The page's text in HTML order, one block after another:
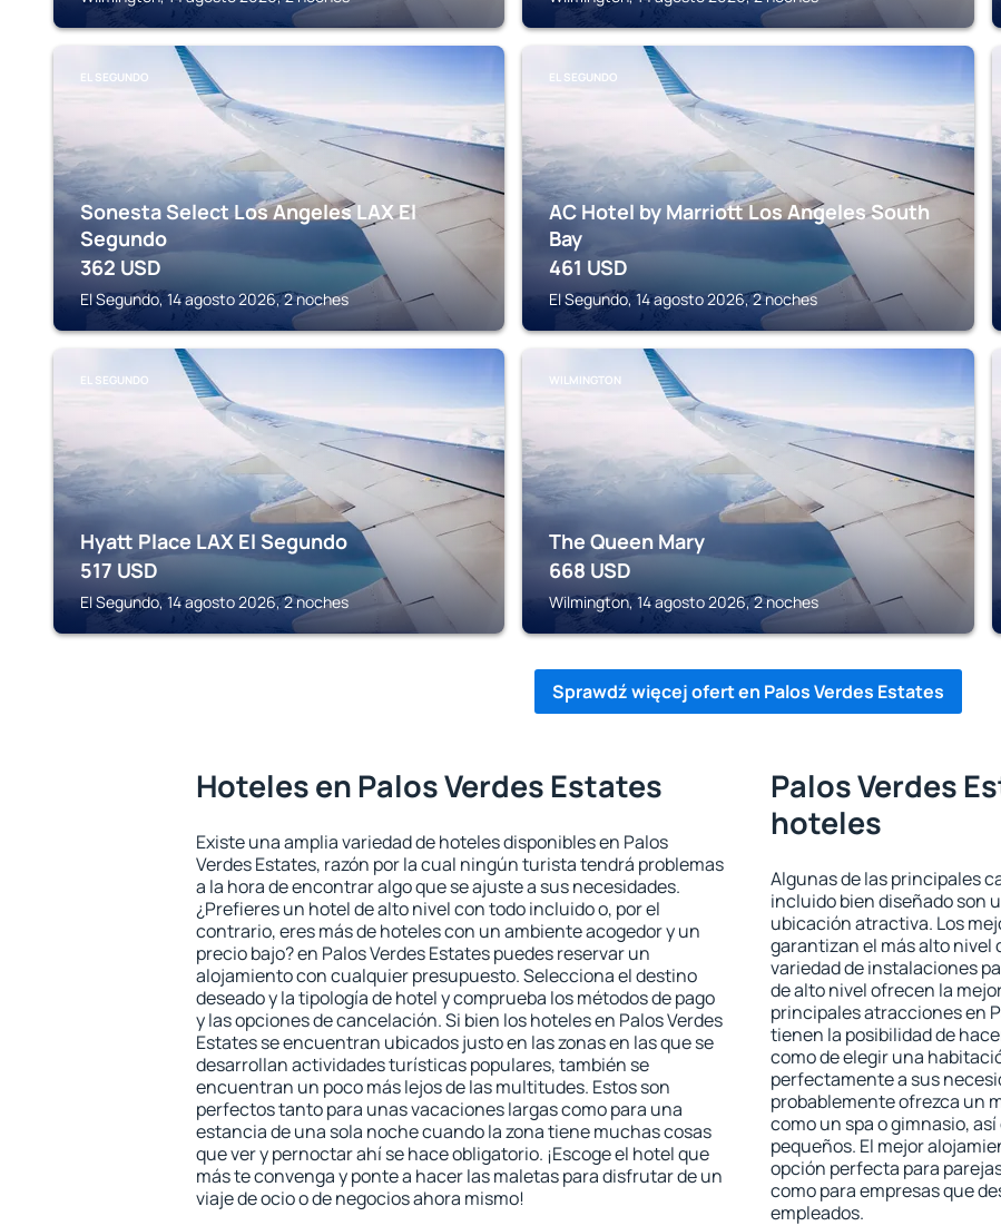
EL SEGUNDO
Sonesta Select Los Angeles LAX El
Segundo
362 USD
El Segundo, 14 agosto 2026, 2 noches
EL SEGUNDO
AC Hotel by Marriott Los Angeles South
Bay
461 USD
El Segundo, 14 agosto 2026, 2 noches
EL SEGUNDO
Hyatt Place LAX El Segundo
517 USD
El Segundo, 14 agosto 2026, 2 noches
WILMINGTON
The Queen Mary
668 USD
Wilmington, 14 agosto 2026, 2 noches
Sprawdź więcej ofert en Palos Verdes Estates
Hoteles en Palos Verdes Estates
Existe una amplia variedad de hoteles disponibles en Palos
Verdes Estates, razón por la cual ningún turista tendrá problemas
a la hora de encontrar algo que se ajuste a sus necesidades.
¿Prefieres un hotel de alto nivel con todo incluido o, por el
contrario, eres más de hoteles con un ambiente acogedor y un
precio bajo? en Palos Verdes Estates puedes reservar un
alojamiento con cualquier presupuesto. Selecciona el destino
deseado y la tipología de hotel y comprueba los métodos de pago
y las opciones de cancelación. Si bien los hoteles en Palos Verdes
Estates se encuentran ubicados justo en las zonas en las que se
desarrollan actividades turísticas populares, también se
encuentran un poco más lejos de las multitudes. Estos son
perfectos tanto para unas vacaciones largas como para una
estancia de una sola noche cuando la zona tiene muchas cosas
que ver y pernoctar ahí se hace obligatorio. ¡Escoge el hotel que
más te convenga y ponte a hacer las maletas para disfrutar de un
viaje de ocio o de negocios ahora mismo!
Palos Verdes
hoteles
Algunas de las principales
incluido bien diseñado son
ubicación atractiva. Los
garantizan el más alto nivel
variedad de instalaciones
de alto nivel ofrecen la
principales atracciones en
tienen la posibilidad de
como de elegir una
perfectamente a sus
probablemente ofrezca un
como un spa o gimnasio,
pequeños. El mejor
opción perfecta para
como para empresas que
empleados.